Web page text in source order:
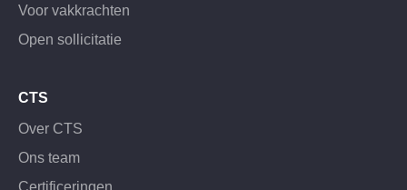
Voor vakkrachten
Open sollicitatie
CTS
Over CTS
Ons team
Certificeringen